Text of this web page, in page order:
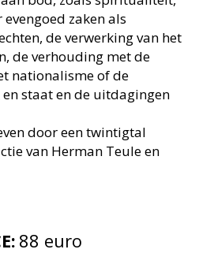
: 88 euro
zaken als
de verwerking van het
de verhouding met de
nationalisme of de
staat en de uitdagingen
door een twintigtal
van Herman Teule en